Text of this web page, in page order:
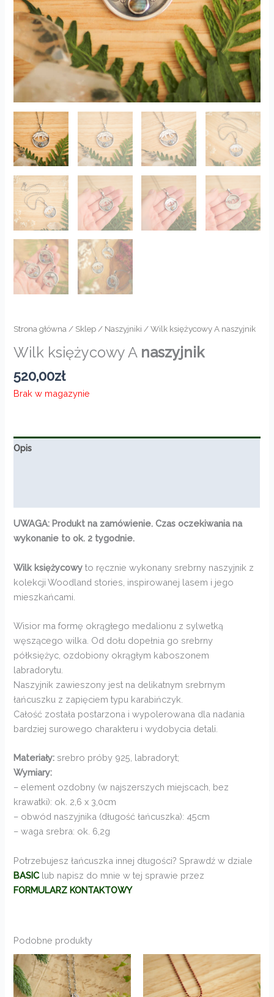
Strona główna / Sklep / Naszyjniki / Wilk księżycowy A naszyjnik
Wilk księżycowy A naszyjnik
520,00zł
Brak w magazynie
Opis
UWAGA: Produkt na zamówienie. Czas oczekiwania na
wykonanie to ok. 2 tygodnie.
Wilk księżycowy to ręcznie wykonany srebrny naszyjnik z
kolekcji Woodland stories, inspirowanej lasem i jego
mieszkańcami.
Wisior ma formę okrągłego medalionu z sylwetką
węszącego wilka. Od dołu dopełnia go srebrny
półksiężyc, ozdobiony okrągłym kaboszonem
labradorytu.
Naszyjnik zawieszony jest na delikatnym srebrnym
łańcuszku z zapięciem typu karabińczyk.
Całość została postarzona i wypolerowana dla nadania
bardziej surowego charakteru i wydobycia detali.
Materiały: srebro próby 925, labradoryt;
Wymiary:
– element ozdobny (w najszerszych miejscach, bez
krawatki): ok. 2,6 x 3,0cm
– obwód naszyjnika (długość łańcuszka): 45cm
– waga srebra: ok. 6,2g
Potrzebujesz łańcuszka innej długości? Sprawdź w dziale
BASIClub napisz do mnie w tej sprawie przez
FORMULARZ KONTAKTOWY
Podobne produkty